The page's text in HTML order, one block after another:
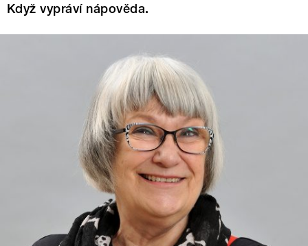
Když vypráví nápověda.